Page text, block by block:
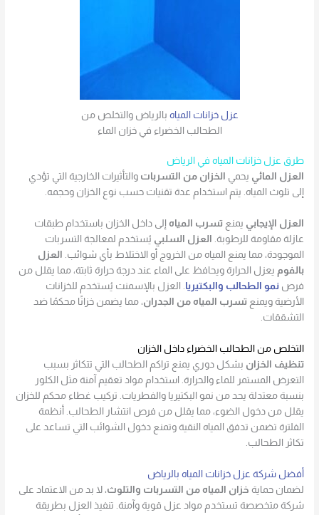
عزل خزانات المياه بالرياض والتخلص من
الطحالب الخضراء في خزان الماء
طرق عزل خزانات المياه في الرياض
العزل المائي يحمي الخزان من التسربات والتأثيرات الخارجية التي تؤدي
إلى تلوث المياه. يتم استخدام عدة تقنيات حسب نوع الخزان وحجمه.
العزل الإيجابي يمنعتسرب المياه إلى داخل الخزان باستخدام طبقات
عازلة مقاومة للرطوبة. العزل السلبي يُستخدم لمعالجة التسربات
الموجودة، مما يمنع المياه من الخروج أو الاختلاط بأي شوائب. العزل
بالفوم يعزل الحرارة ويحافظ على الماء عند درجة حرارة ثابتة، مما يقلل من
فرصنمو الطحالب والبكتيريا. العزل بالإسمنت يُستخدم للخزانات
الأرضية ويمنعتسرب المياه من الجدران، مما يضمن خزانًا محكمًا ضد
التشققات.
التخلص من الطحالب الخضراء داخل الخزان
تنظيف الخزان بشكل دوري يمنع تراكم الطحالب التي تتكاثر بسبب
التعرض المستمر للماء والحرارة. استخدام مواد تعقيم آمنة مثل الكلور
بنسبة معتدلة يحد من نمو البكتيريا والفطريات. تركيب غطاء محكم للخزان
يقلل من دخول الضوء، مما يقلل من فرص انتشار الطحالب. أنظمة
الفلترة تضمن تدفق المياه النقية وتمنع دخول الشوائب التي تساعد على
تكاثر الطحالب.
أفضل شركة عزل خزانات المياه بالرياض
لضمان حماية خزان المياه من التسربات والتلوث، لا بد من الاعتماد على
شركة متخصصة تستخدم مواد عزل قوية وآمنة. تنفيذ العزل بطريقة